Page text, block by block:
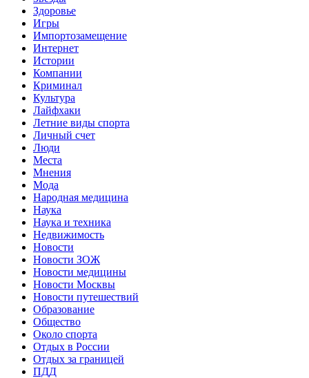
Здоровье
Игры
Импортозамещение
Интернет
Истории
Компании
Криминал
Культура
Лайфхаки
Летние виды спорта
Личный счет
Люди
Места
Мнения
Мода
Народная медицина
Наука
Наука и техника
Недвижимость
Новости
Новости ЗОЖ
Новости медицины
Новости Москвы
Новости путешествий
Образование
Общество
Около спорта
Отдых в России
Отдых за границей
ПДД